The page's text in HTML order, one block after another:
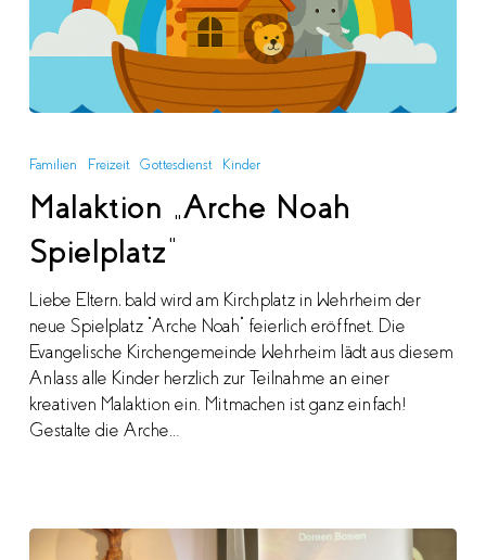
Noah
Spielplatz“
Familien Freizeit Gottesdienst Kinder
Malaktion „Arche Noah
Spielplatz“
Liebe Eltern, bald wird am Kirchplatz in Wehrheim der
neue Spielplatz "Arche Noah" feierlich eröffnet. Die
Evangelische Kirchengemeinde Wehrheim lädt aus diesem
Anlass alle Kinder herzlich zur Teilnahme an einer
kreativen Malaktion ein. Mitmachen ist ganz einfach!
Gestalte die Arche…